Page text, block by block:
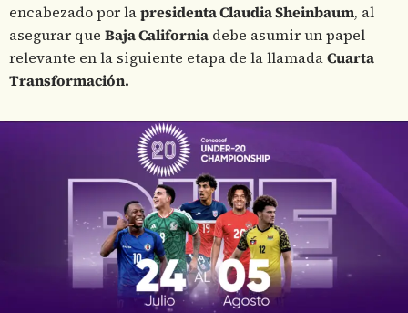
encabezado por lapresidenta Claudia Sheinbaum, al
asegurar que Baja California debe asumir un papel
relevante en la siguiente etapa de la llamadaCuarta
Transformación.